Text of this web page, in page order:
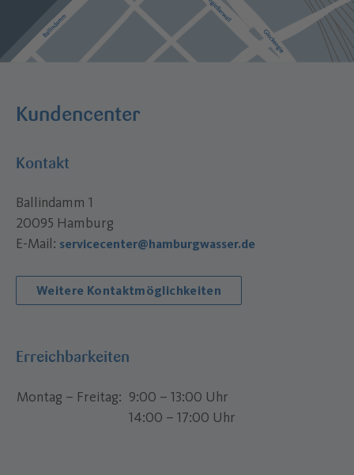
Kundencenter
Kontakt
Ballindamm 1
20095 Hamburg
E-Mail: servicecenter@hamburgwasser.de
Weitere Kontaktmöglichkeiten
Erreichbarkeiten
Montag – Freitag
9:00 – 13:00 Uhr
14:00 – 17:00 Uhr